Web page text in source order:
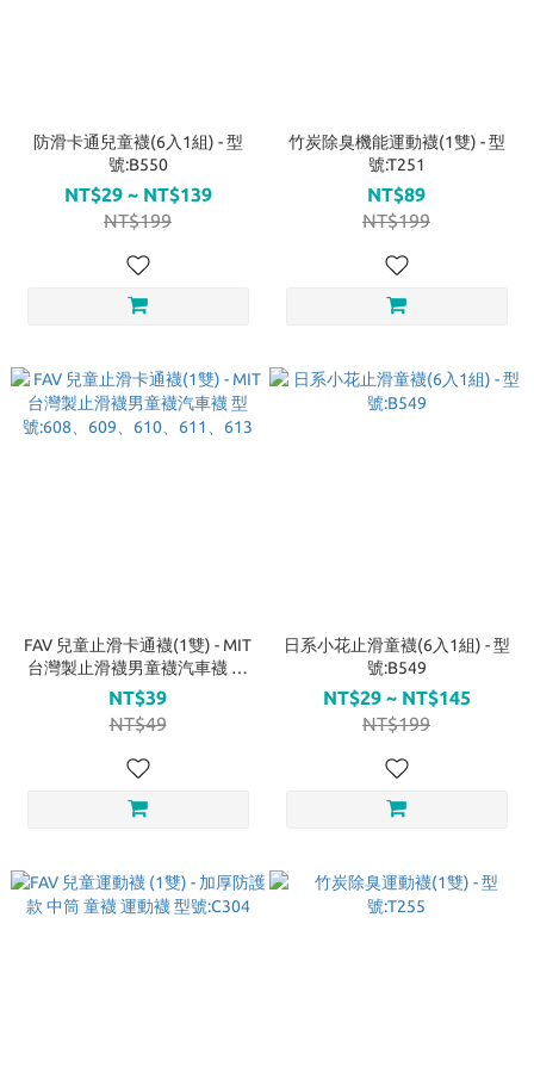
防滑卡通兒童襪(6入1組) - 型
號:B550
NT$29 ~ NT$139
NT$199
竹炭除臭機能運動襪(1雙) - 型
號:T251
NT$89
NT$199
FAV 兒童止滑卡通襪(1雙) - MIT
台灣製止滑襪男童襪汽車襪 型
號:608、609、610、611、613
NT$39
NT$49
日系小花止滑童襪(6入1組) - 型
號:B549
NT$29 ~ NT$145
NT$199